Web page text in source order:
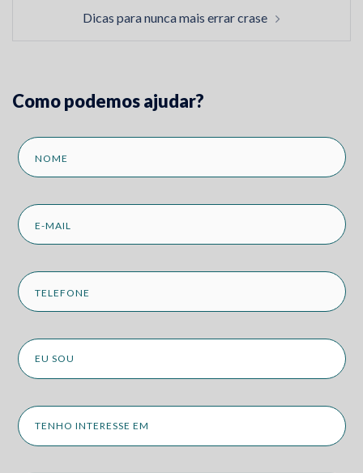
Dicas para nunca mais errar crase
Como podemos ajudar?